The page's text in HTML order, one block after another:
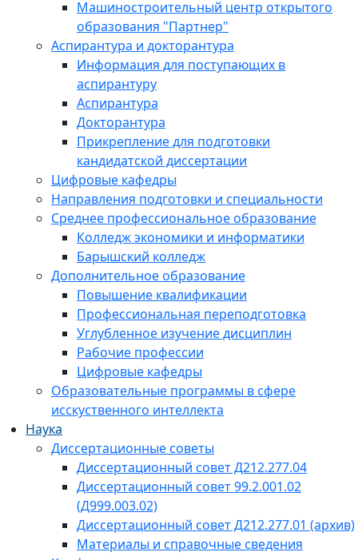
Машиностроительный центр открытого
образования "Партнер"
Аспирантура и докторантура
Информация для поступающих в
аспирантуру
Аспирантура
Докторантура
Прикрепление для подготовки
кандидатской диссертации
Цифровые кафедры
Направления подготовки и специальности
Среднее профессиональное образование
Колледж экономики и информатики
Барышский колледж
Дополнительное образование
Повышение квалификации
Профессиональная переподготовка
Углубленное изучение дисциплин
Рабочие профессии
Цифровые кафедры
Образовательные программы в сфере
исскуственного интеллекта
Наука
Диссертационные советы
Диссертационный совет Д212.277.04
Диссертационный совет 99.2.001.02
(Д999.003.02)
Диссертационный совет Д212.277.01 (архив)
Материалы и справочные сведения